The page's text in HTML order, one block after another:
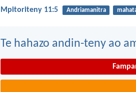
Mpitoriteny 11:5 Andriamanitra
Te hahazo andin-teny ao